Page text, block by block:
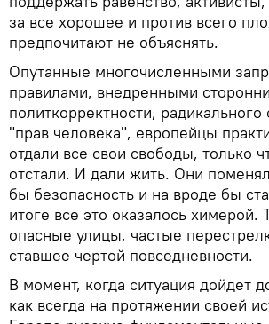
за все хорошее и против всего
предпочитают не объяснять.
Опутанные многочисленными
правилами, внедренными
политкорректности,
"прав человека", европейцы
отдали все свои свободы, только
отстали. И дали жить. Они
бы безопасность и на вроде бы
итоге все это оказалось химерой.
опасные улицы, частые
ставшее чертой повседневности.
В момент, когда ситуация дойдет
как всегда на протяжении своей